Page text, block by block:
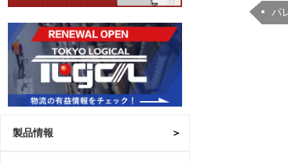
製品情報
パ